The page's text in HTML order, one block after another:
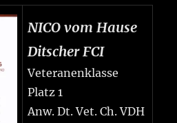
NICO vom Hause
Ditscher FCI
Veteranenklasse
Platz 1
Anw. Dt. Vet. Ch. VDH